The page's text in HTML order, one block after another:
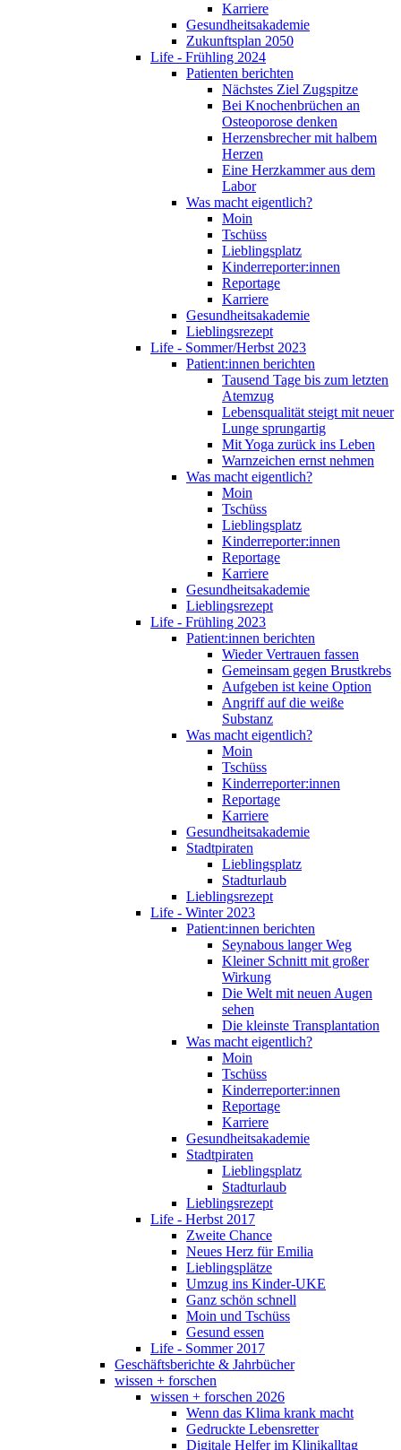
Karriere
Gesundheitsakademie
Zukunftsplan 2050
Life - Frühling 2024
Patienten berichten
Nächstes Ziel Zugspitze
Bei Knochenbrüchen an
Osteoporose denken
Herzensbrecher mit halbem
Herzen
Eine Herzkammer aus dem
Labor
Was macht eigentlich?
Moin
Tschüss
Lieblingsplatz
Kinderreporter:innen
Reportage
Karriere
Gesundheitsakademie
Lieblingsrezept
Life - Sommer/Herbst 2023
Patient:innen berichten
Tausend Tage bis zum letzten
Atemzug
Lebensqualität steigt mit neuer
Lunge sprungartig
Mit Yoga zurück ins Leben
Warnzeichen ernst nehmen
Was macht eigentlich?
Moin
Tschüss
Lieblingsplatz
Kinderreporter:innen
Reportage
Karriere
Gesundheitsakademie
Lieblingsrezept
Life - Frühling 2023
Patient:innen berichten
Wieder Vertrauen fassen
Gemeinsam gegen Brustkrebs
Aufgeben ist keine Option
Angriff auf die weiße
Substanz
Was macht eigentlich?
Moin
Tschüss
Kinderreporter:innen
Reportage
Karriere
Gesundheitsakademie
Stadtpiraten
Lieblingsplatz
Stadturlaub
Lieblingsrezept
Life - Winter 2023
Patient:innen berichten
Seynabous langer Weg
Kleiner Schnitt mit großer
Wirkung
Die Welt mit neuen Augen
sehen
Die kleinste Transplantation
Was macht eigentlich?
Moin
Tschüss
Kinderreporter:innen
Reportage
Karriere
Gesundheitsakademie
Stadtpiraten
Lieblingsplatz
Stadturlaub
Lieblingsrezept
Life - Herbst 2017
Zweite Chance
Neues Herz für Emilia
Lieblingsplätze
Umzug ins Kinder-UKE
Ganz schön schnell
Moin und Tschüss
Gesund essen
Life - Sommer 2017
Geschäftsberichte & Jahrbücher
wissen + forschen
wissen + forschen 2026
Wenn das Klima krank macht
Gedruckte Lebensretter
Digitale Helfer im Klinikalltag